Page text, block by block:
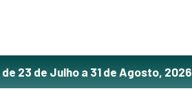
de 23 de Julho a 31 de Agosto, 2026